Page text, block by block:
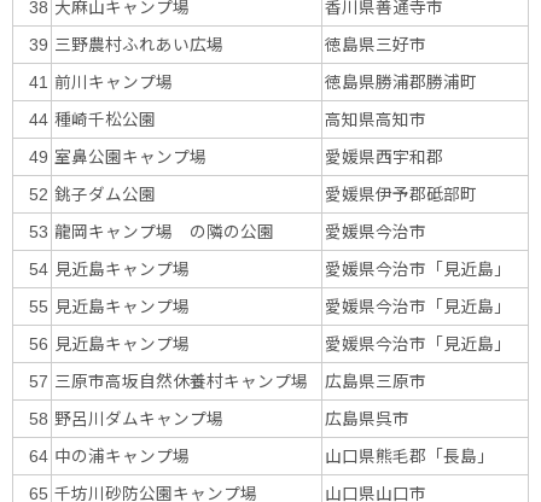
38 大麻山キャンプ場 香川県善通寺市
39 三野農村ふれあい広場 徳島県三好市
41 前川キャンプ場 徳島県勝浦郡勝浦町
44 種崎千松公園 高知県高知市
49 室鼻公園キャンプ場 愛媛県西宇和郡
52 銚子ダム公園 愛媛県伊予郡砥部町
53 龍岡キャンプ場 の隣の公園 愛媛県今治市
54 見近島キャンプ場 愛媛県今治市「見近島」
55 見近島キャンプ場 愛媛県今治市「見近島」
56 見近島キャンプ場 愛媛県今治市「見近島」
57 三原市高坂自然休養村キャンプ場 広島県三原市
58 野呂川ダムキャンプ場 広島県呉市
64 中の浦キャンプ場 山口県熊毛郡「長島」
65 千坊川砂防公園キャンプ場 山口県山口市